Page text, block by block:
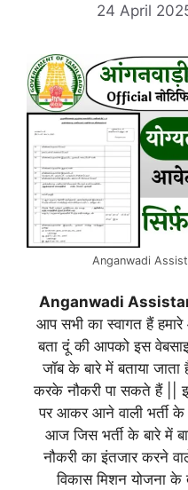
24 April
Anganwadi
Anganwadi
आप सभी का स्वागत हैं
बता दूं की आपको इस
जॉब के बारे में बताया
करके नौकरी पा सकते हैं ||
पर आकर आने वाली भर्ती के
आज जिस भर्ती के बारे में
नौकरी का इंतजार करने
विकास मिशन योजना के